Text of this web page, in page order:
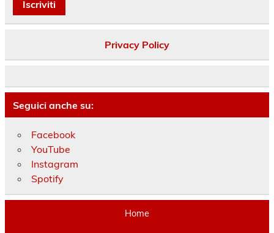
Privacy Policy
Seguici anche su:
Facebook
YouTube
Instagram
Spotify
Home